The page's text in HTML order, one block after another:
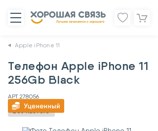
Apple iPhone 11
Телефон Apple iPhone 11
256Gb Black
АРТ.278056
Без RuStore